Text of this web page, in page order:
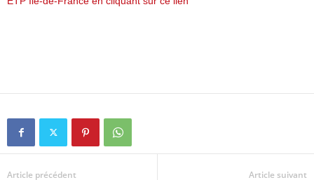
Article précédent Article suivant